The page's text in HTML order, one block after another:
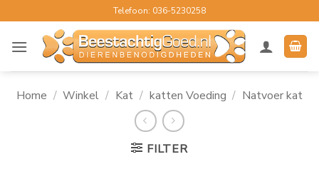
naar
inhoud
Telefoon: 036-5230258
Home / Winkel / Kat / katten Voeding / Natvoer kat
FILTER